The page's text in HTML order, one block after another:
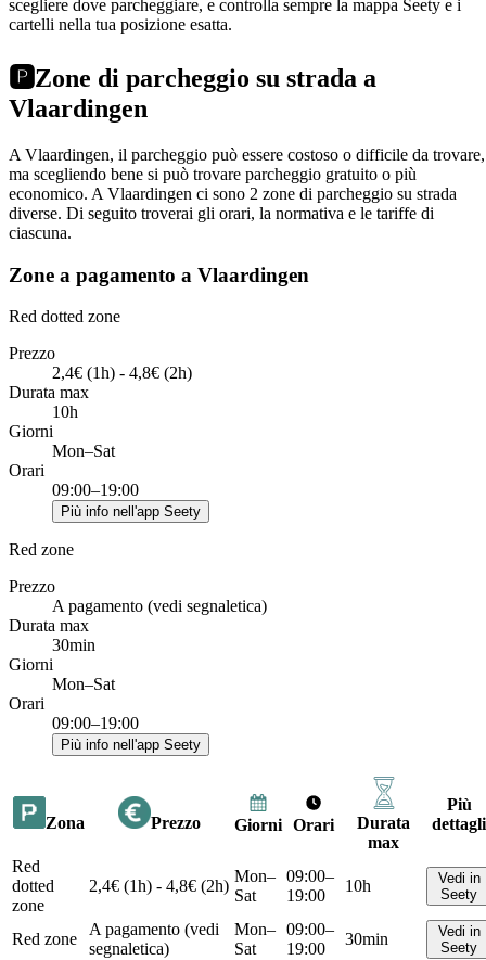
scegliere dove parcheggiare, e controlla sempre la mappa Seety e i
cartelli nella tua posizione esatta.
🅿️Zone di parcheggio su strada a
Vlaardingen
A Vlaardingen, il parcheggio può essere costoso o difficile da trovare,
ma scegliendo bene si può trovare parcheggio gratuito o più
economico. A Vlaardingen ci sono 2 zone di parcheggio su strada
diverse. Di seguito troverai gli orari, la normativa e le tariffe di
ciascuna.
Zone a pagamento a Vlaardingen
Red dotted zone
Prezzo
2,4€ (1h) - 4,8€ (2h)
Durata max
10h
Giorni
Mon–Sat
Orari
09:00–19:00
Più info nell'app Seety
Red zone
Prezzo
A pagamento (vedi segnaletica)
Durata max
30min
Giorni
Mon–Sat
Orari
09:00–19:00
Più info nell'app Seety
Zona Prezzo Giorni Orari
Durata
max
Più
dettagli
Red
dotted
zone
2,4€ (1h) - 4,8€ (2h)
Mon–
Sat
09:00–
19:00
10h
Vedi in
Seety
Red zone
A pagamento (vedi
segnaletica)
Mon–
Sat
09:00–
19:00
30min
Vedi in
Seety